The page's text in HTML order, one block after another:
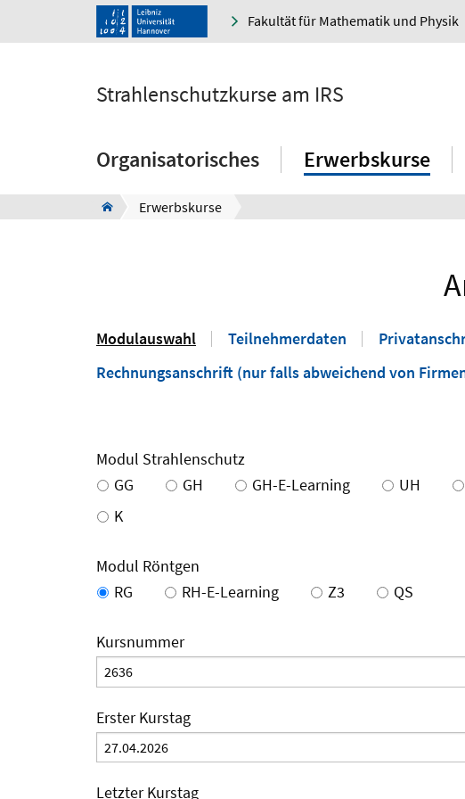
Fakultät für Mathematik und Physik
Strahlenschutzkurse am IRS
Organisatorisches Erwerbskurse
Erwerbskurse
Modulauswahl Teilnehmerdaten
Rechnungsanschrift (nur falls abweichend von
Modul Strahlenschutz
GG
GH GH-E-Learning UH
K
Modul Röntgen
RG
RH-E-Learning Z3 QS
Kursnummer
Erster Kurstag
Letzter Kurstag